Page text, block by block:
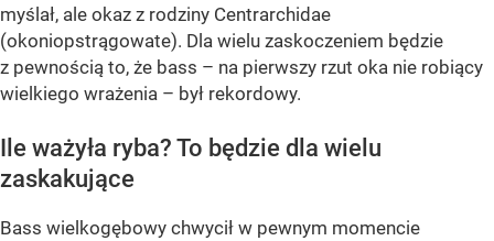
myślał, ale okaz z rodziny Centrarchidae
(okoniopstrągowate). Dla wielu zaskoczeniem będzie
z pewnością to, że bass – na pierwszy rzut oka nie robiący
wielkiego wrażenia – był rekordowy.
Ile ważyła ryba? To będzie dla wielu
zaskakujące
Bass wielkogębowy chwycił w pewnym momencie